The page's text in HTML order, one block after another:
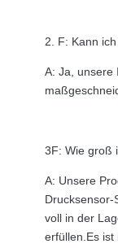
2. F: Kann
A: Ja, unsere
3F: Wie groß
A: Unsere
voll in der
erfüllen.Es ist